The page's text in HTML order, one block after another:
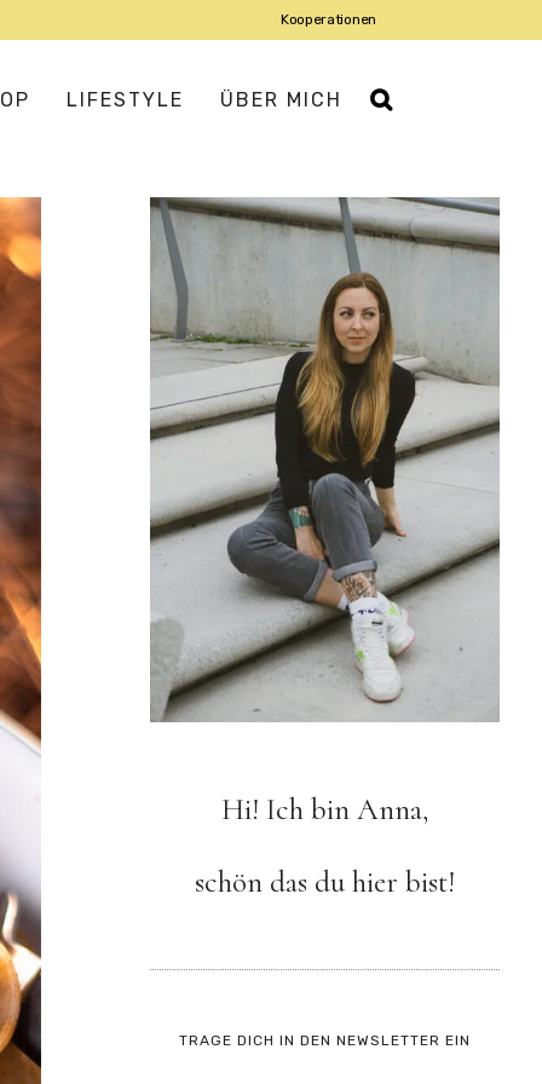
Kooperationen
MEX
LIFESTYLE ÜBER MICH
Hi! Ich bin Anna,
schön das du hier bist!
TRAGE DICH IN DEN NEWSLETTER EIN